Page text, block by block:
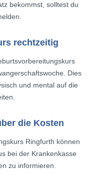
bekommst, solltest du
rechtzeitig
Dies
und mental auf die
die Kosten
Ringfurth können
bei der Krankenkasse
zu informieren.